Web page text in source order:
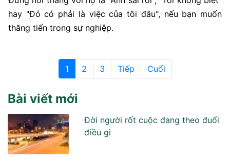
hay "Đó có phải là việc của tôi đâu", nếu bạn muốn
thăng tiến trong sự nghiệp.
1 2 3 Tiếp Cuối
Bài viết mới
Đời người rốt cuộc đang theo đuổi
điều gì